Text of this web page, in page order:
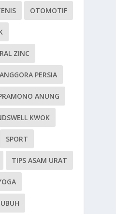
OTOMOTIF
ZINC
PERSIA
ANUNG
KWOK
SPORT
TIPS ASAM URAT